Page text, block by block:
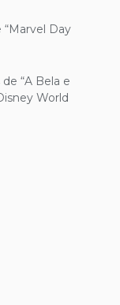
“Marvel Day
“A Bela e
World